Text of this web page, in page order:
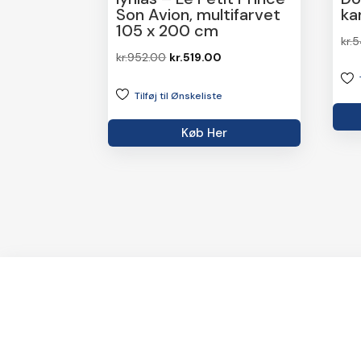
Son Avion, multifarvet
105 x 200 cm
kr.952.00 Den
pris
var:
kr.952.00.
kr.519.00
pris
er:
kr.519.00.
Tilføj til Ønskeliste
Køb Her
kr.